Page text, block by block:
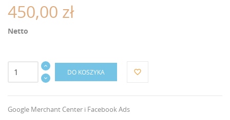
450,00 zł
Netto
DO KOSZYKA favorite_border
Google Merchant Center i Facebook Ads